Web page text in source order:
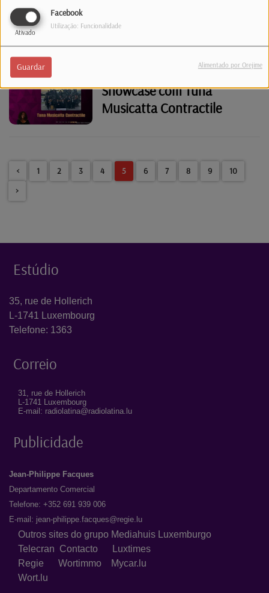
Facebook
Ativado
Utilização: Funcionalidade
Guardar Alimentado por Orejime
Síntese informativa |
Showcase com Tuna
Musicatta Contractile
< 1 2 3 4 5 6 7 8 9
10
>
Estúdio
35, rue de Hollerich
L-1741 Luxembourg
Telefone: 1363
Correio
31, rue de Hollerich
L-1741 Luxembourg
E-mail: radiolatina@radiolatina.lu
Publicidade
Jean-Philippe Facques
Departamento Comercial
Telefone: +352 691 939 006
E-mail: jean-philippe.facques@regie.lu
Outros sites do grupo Mediahuis Luxemburgo
Telecran Contacto
Luxtimes
Regie Wortimmo
Mycar.lu
Wort.lu